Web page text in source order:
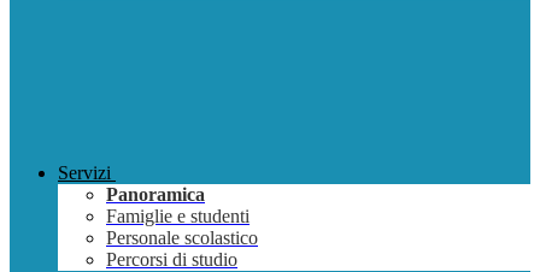
Servizi
Panoramica
Famiglie e studenti
Personale scolastico
Percorsi di studio